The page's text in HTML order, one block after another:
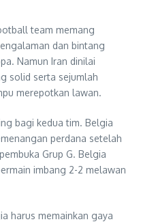
team memang
dan bintang
Namun Iran dinilai
solid serta sejumlah
merepotkan lawan.
bagi kedua tim. Belgia
perdana setelah
Grup G. Belgia
imbang 2-2 melawan
harus memainkan gaya